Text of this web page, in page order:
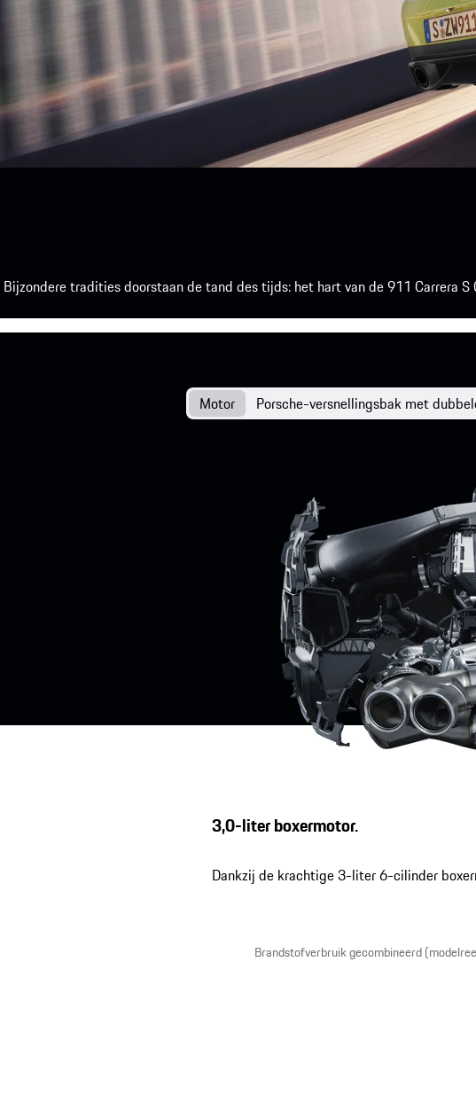
Bijzondere tradities doorstaan de tand des tijds: het hart van de 911 Carrera
Motor Porsche-versnellingsbak met
3,0-liter boxermotor.
Dankzij de krachtige 3-liter 6-cilinder
Brandstofverbruik gecombineerd